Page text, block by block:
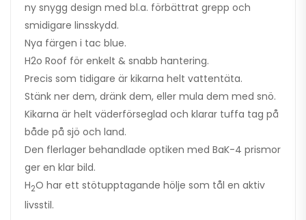
ny snygg design med bl.a. förbättrat grepp och
smidigare linsskydd.
Nya färgen i tac blue.
H2o Roof för enkelt & snabb hantering.
Precis som tidigare är kikarna helt vattentäta.
Stänk ner dem, dränk dem, eller mula dem med snö.
Kikarna är helt väderförseglad och klarar tuffa tag på
både på sjö och land.
Den flerlager behandlade optiken med BaK-4 prismor
ger en klar bild.
H2O har ett stötupptagande hölje som tål en aktiv
livsstil.